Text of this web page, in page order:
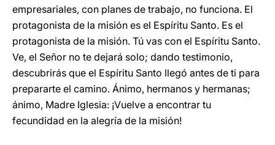
empresariales, con planes de trabajo, no funciona. El
protagonista de la misión es el Espíritu Santo. Es el
protagonista de la misión. Tú vas con el Espíritu Santo.
Ve, el Señor no te dejará solo; dando testimonio,
descubrirás que el Espíritu Santo llegó antes de ti para
prepararte el camino. Ánimo, hermanos y hermanas;
ánimo, Madre Iglesia: ¡Vuelve a encontrar tu
fecundidad en la alegría de la misión!